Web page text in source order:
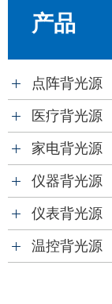
产品
点阵背光源
医疗背光源
家电背光源
仪器背光源
仪表背光源
温控背光源